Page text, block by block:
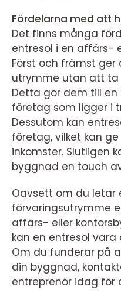
Fördelarna med att
Det finns många
entresol i en affärs-
Först och främst
utrymme utan att ta
Detta gör dem till en
företag som ligger i
Dessutom kan
företag, vilket kan
inkomster. Slutligen
byggnad en touch
Oavsett om du letar
förvaringsutrymme
affärs- eller
kan en entresol
Om du funderar på
din byggnad,
entreprenör idag